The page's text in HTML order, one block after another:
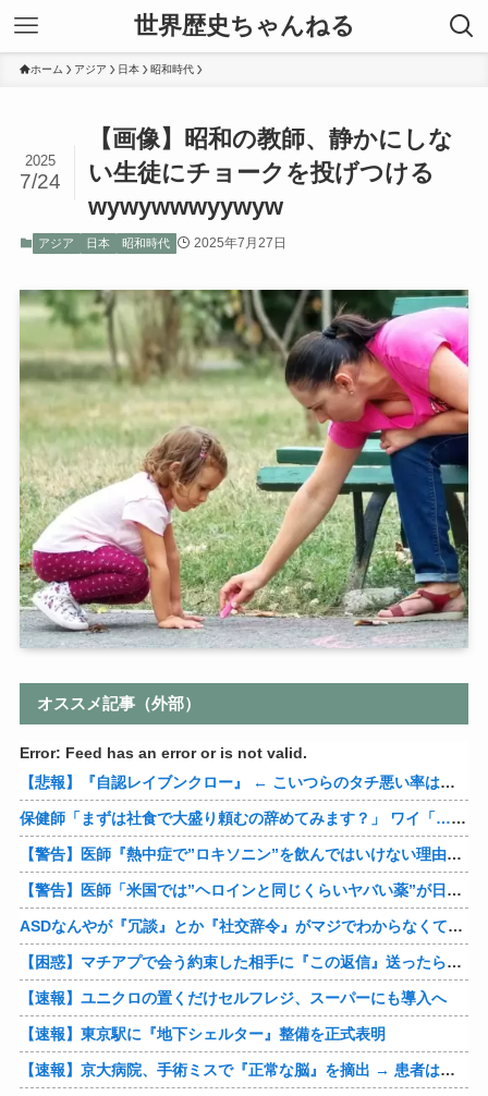
世界歴史ちゃんねる
ホーム アジア 日本 昭和時代
【画像】昭和の教師、静かにしな
い生徒にチョークを投げつける
wywywwwyywyw
2025
7/24
アジア 日本 昭和時代 2025年7月27日
オススメ記事（外部）
Error: Feed has an error or is not valid.
【悲報】『自認レイブンクロー』 ← こいつらのタチ悪い率は異常
保健師「まずは社食で大盛り頼むの辞めてみます？」 ワイ「…食っちゃいけないものを売ってるのか？」
【警告】医師『熱中症で”ロキソニン”を飲んではいけない理由がこれ』
【警告】医師「米国では”ヘロインと同じくらいヤバい薬”が日本では平気で処方されてる」
ASDなんやが『冗談』とか『社交辞令』がマジでわからなくて怖い
【困惑】マチアプで会う約束した相手に『この返信』送ったらブロックされたんやが…
【速報】ユニクロの置くだけセルフレジ、スーパーにも導入へ
【速報】東京駅に『地下シェルター』整備を正式表明
【速報】京大病院、手術ミスで『正常な脳』を摘出 → 患者は自発呼吸不可能な植物状態に